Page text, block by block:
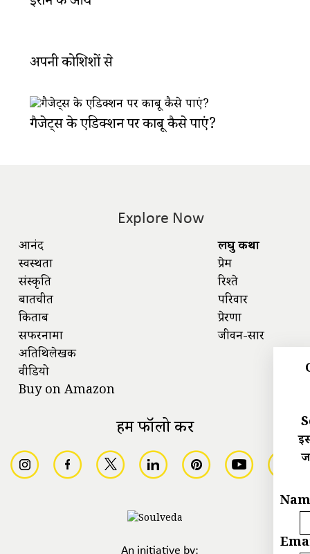
अपनी कोशिशों से
गैजेट्स के एडिक्शन पर काबू कैसे पाएं?
Explore Now
आनंद
स्वस्थता
संस्कृति
बातचीत
किताबें
सफरनामा
अतिथिलेखक
वीडियो
Buy on Amazon
लघु कथा
प्रेम
रिश्ते
परिवार
प्रेरणा
जीवन-सार
हमें फॉलो करें
An initiative by: